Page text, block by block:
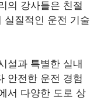
의 강사들은 친절
실질적인 운전 기술
설과 특별한 실내
안전한 운전 경험
서 다양한 도로 상